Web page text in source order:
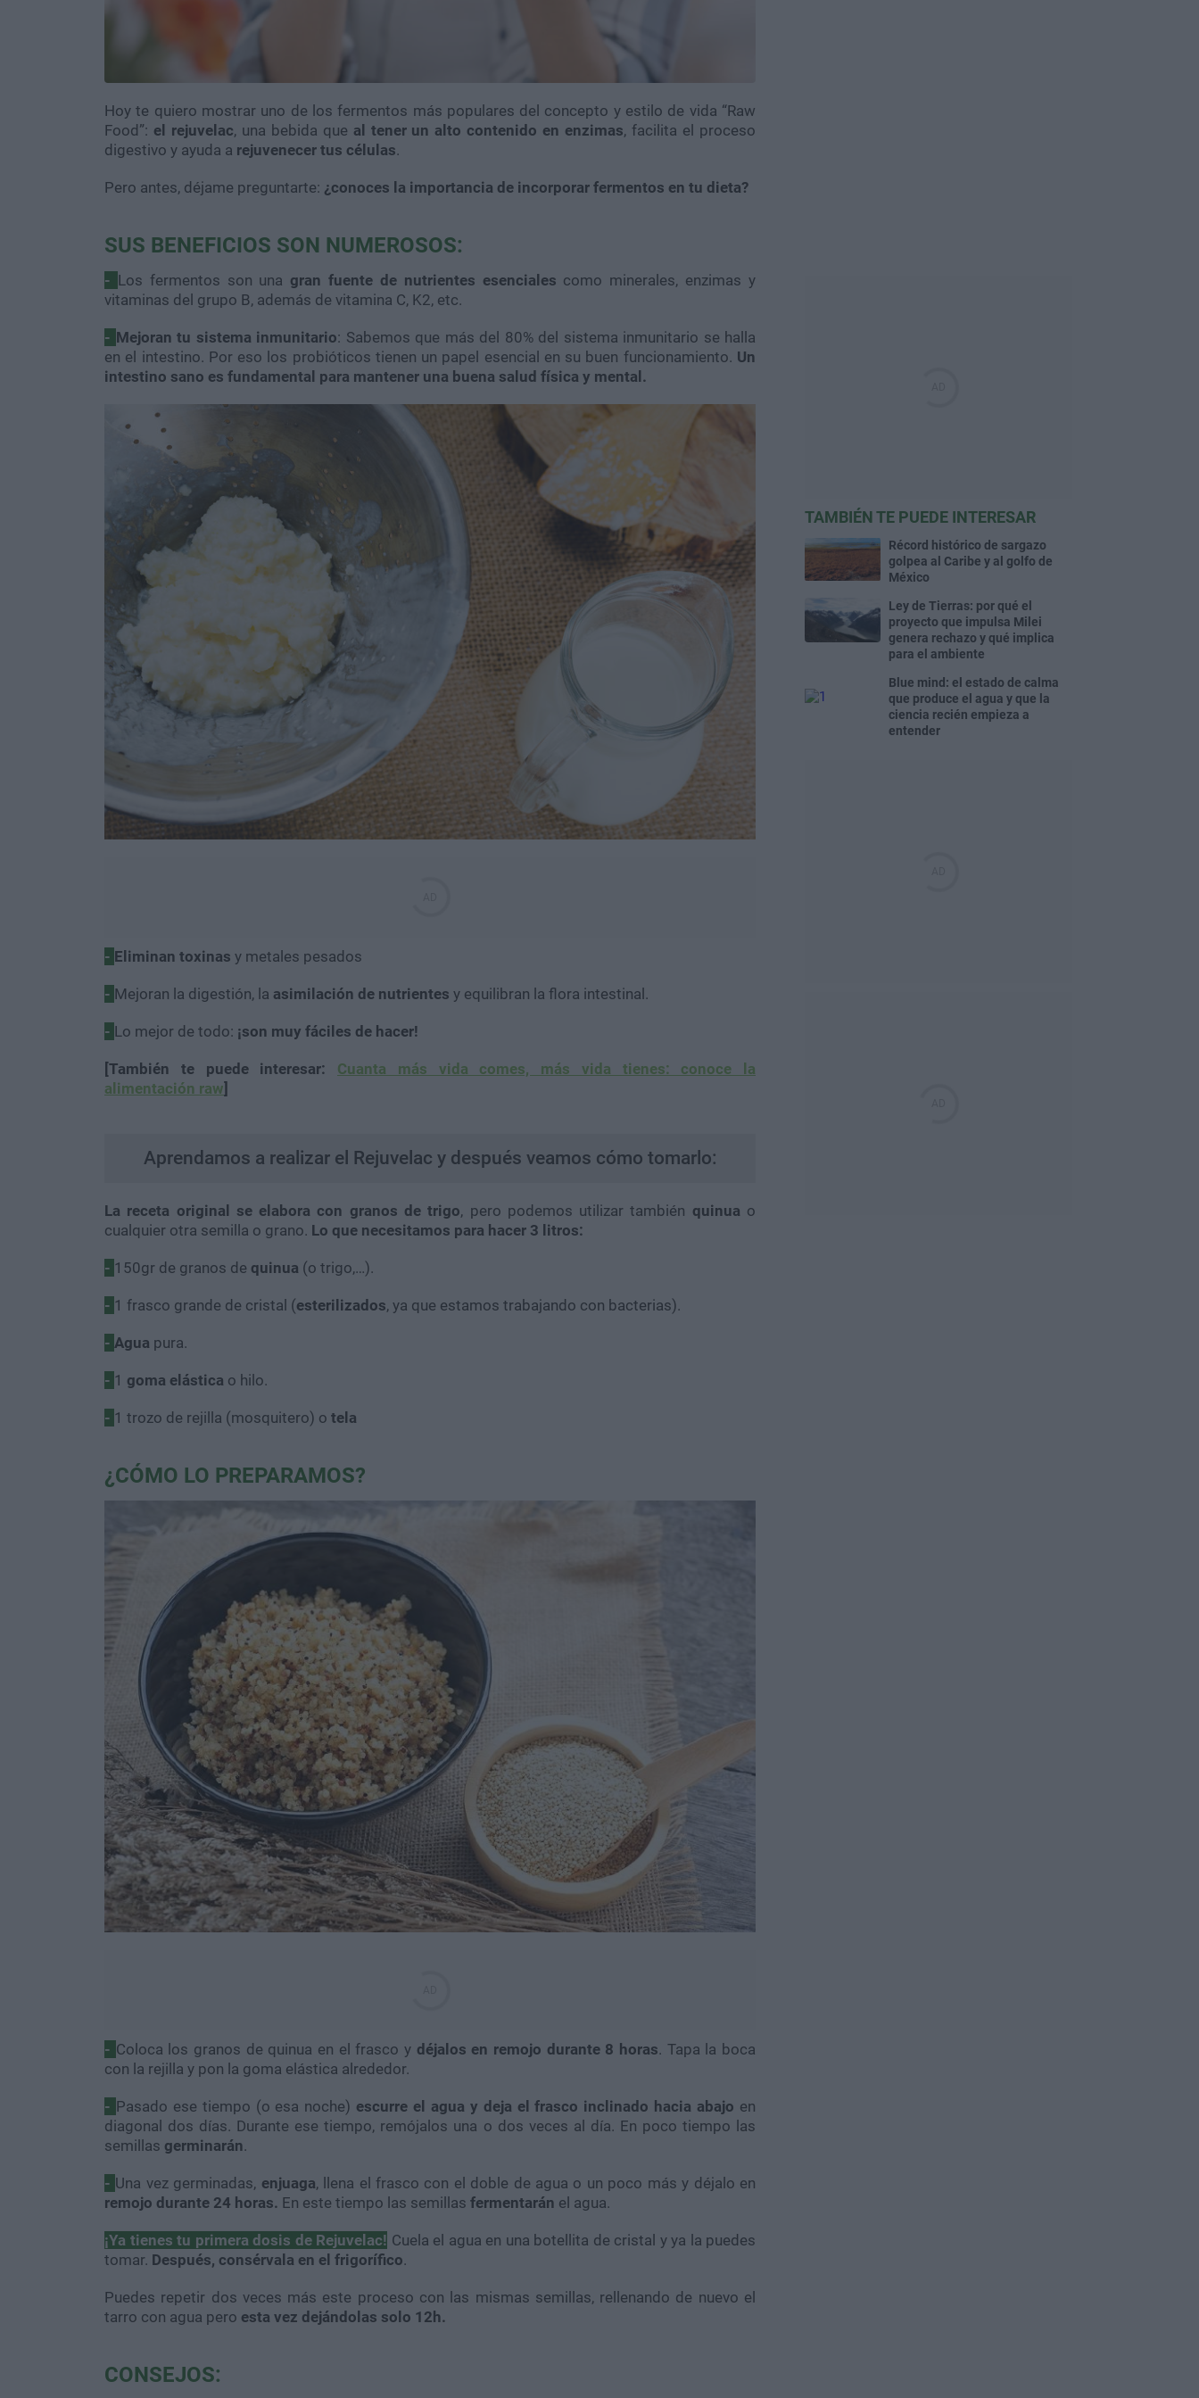
Hoy te quiero mostrar uno de los fermentos más populares del concepto y estilo de vida “Raw
Food”: el rejuvelac, una bebida que al tener un alto contenido en enzimas, facilita el proceso
digestivo y ayuda a rejuvenecer tus células.
Pero antes, déjame preguntarte: ¿conoces la importancia de incorporar fermentos en tu dieta?
SUS BENEFICIOS SON NUMEROSOS:
- Los fermentos son una gran fuente de nutrientes esenciales como minerales, enzimas y
vitaminas del grupo B, además de vitamina C, K2, etc.
- Mejoran tu sistema inmunitario: Sabemos que más del 80% del sistema inmunitario se halla
en el intestino. Por eso los probióticos tienen un papel esencial en su buen funcionamiento. Un
intestino sano es fundamental para mantener una buena salud física y mental.
- Eliminan toxinas y metales pesados
- Mejoran la digestión, la asimilación de nutrientes y equilibran la flora intestinal.
- Lo mejor de todo: ¡son muy fáciles de hacer!
[También te puede interesar: Cuanta más vida comes, más vida tienes: conoce la
alimentación raw]
Aprendamos a realizar el Rejuvelac y después veamos cómo tomarlo:
La receta original se elabora con granos de trigo, pero podemos utilizar también quinua o
cualquier otra semilla o grano. Lo que necesitamos para hacer 3 litros:
- 150gr de granos de quinua (o trigo,…).
- 1 frasco grande de cristal (esterilizados, ya que estamos trabajando con bacterias).
- Agua pura.
- 1 goma elástica o hilo.
- 1 trozo de rejilla (mosquitero) o tela
¿CÓMO LO PREPARAMOS?
- Coloca los granos de quinua en el frasco y déjalos en remojo durante 8 horas. Tapa la boca
con la rejilla y pon la goma elástica alrededor.
- Pasado ese tiempo (o esa noche) escurre el agua y deja el frasco inclinado hacia abajo en
diagonal dos días. Durante ese tiempo, remójalos una o dos veces al día. En poco tiempo las
semillas germinarán.
- Una vez germinadas, enjuaga, llena el frasco con el doble de agua o un poco más y déjalo en
remojo durante 24 horas. En este tiempo las semillas fermentarán el agua.
¡Ya tienes tu primera dosis de Rejuvelac! Cuela el agua en una botellita de cristal y ya la puedes
tomar. Después, consérvala en el frigorífico.
Puedes repetir dos veces más este proceso con las mismas semillas, rellenando de nuevo el
tarro con agua pero esta vez dejándolas solo 12h.
CONSEJOS:
TAMBIÉN TE PUEDE INTERESAR
Récord histórico de sargazo
golpea al Caribe y al golfo de
México
Ley de Tierras: por qué el
proyecto que impulsa Milei
genera rechazo y qué implica
para el ambiente
Blue mind: el estado de calma
que produce el agua y que la
ciencia recién empieza a
entender